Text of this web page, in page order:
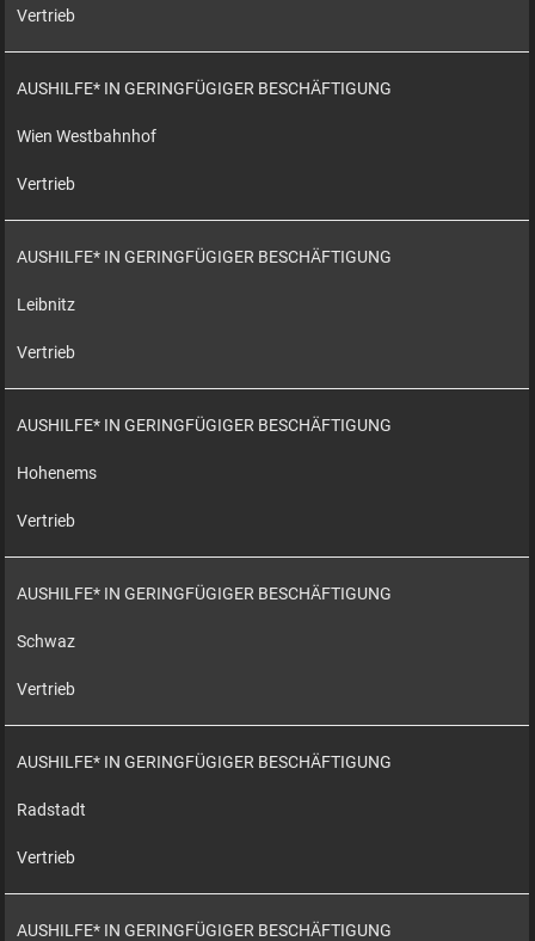
Vertrieb
AUSHILFE* IN GERINGFÜGIGER BESCHÄFTIGUNG
Wien Westbahnhof
Vertrieb
AUSHILFE* IN GERINGFÜGIGER BESCHÄFTIGUNG
Leibnitz
Vertrieb
AUSHILFE* IN GERINGFÜGIGER BESCHÄFTIGUNG
Hohenems
Vertrieb
AUSHILFE* IN GERINGFÜGIGER BESCHÄFTIGUNG
Schwaz
Vertrieb
AUSHILFE* IN GERINGFÜGIGER BESCHÄFTIGUNG
Radstadt
Vertrieb
AUSHILFE* IN GERINGFÜGIGER BESCHÄFTIGUNG